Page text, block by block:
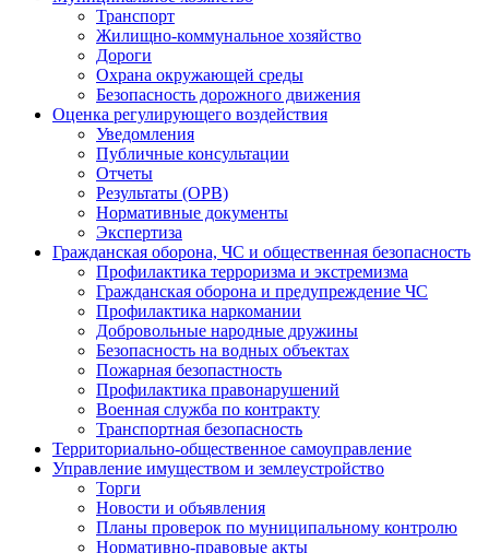
Транспорт
Жилищно-коммунальное хозяйство
Дороги
Охрана окружающей среды
Безопасность дорожного движения
Оценка регулирующего воздействия
Уведомления
Публичные консультации
Отчеты
Результаты (ОРВ)
Нормативные документы
Экспертиза
Гражданская оборона, ЧС и общественная безопасность
Профилактика терроризма и экстремизма
Гражданская оборона и предупреждение ЧС
Профилактика наркомании
Добровольные народные дружины
Безопасность на водных объектах
Пожарная безопастность
Профилактика правонарушений
Военная служба по контракту
Транспортная безопасность
Территориально-общественное самоуправление
Управление имуществом и землеустройство
Торги
Новости и объявления
Планы проверок по муниципальному контролю
Нормативно-правовые акты